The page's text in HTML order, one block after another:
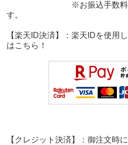
※お振込手数料はお客
す。
【楽天ID決済】：楽天IDを使用
はこちら！
【クレジット決済】：御注文時